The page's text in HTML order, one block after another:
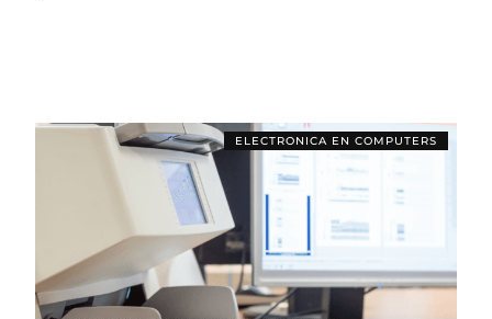
ELECTRONICA EN COMPUTERS